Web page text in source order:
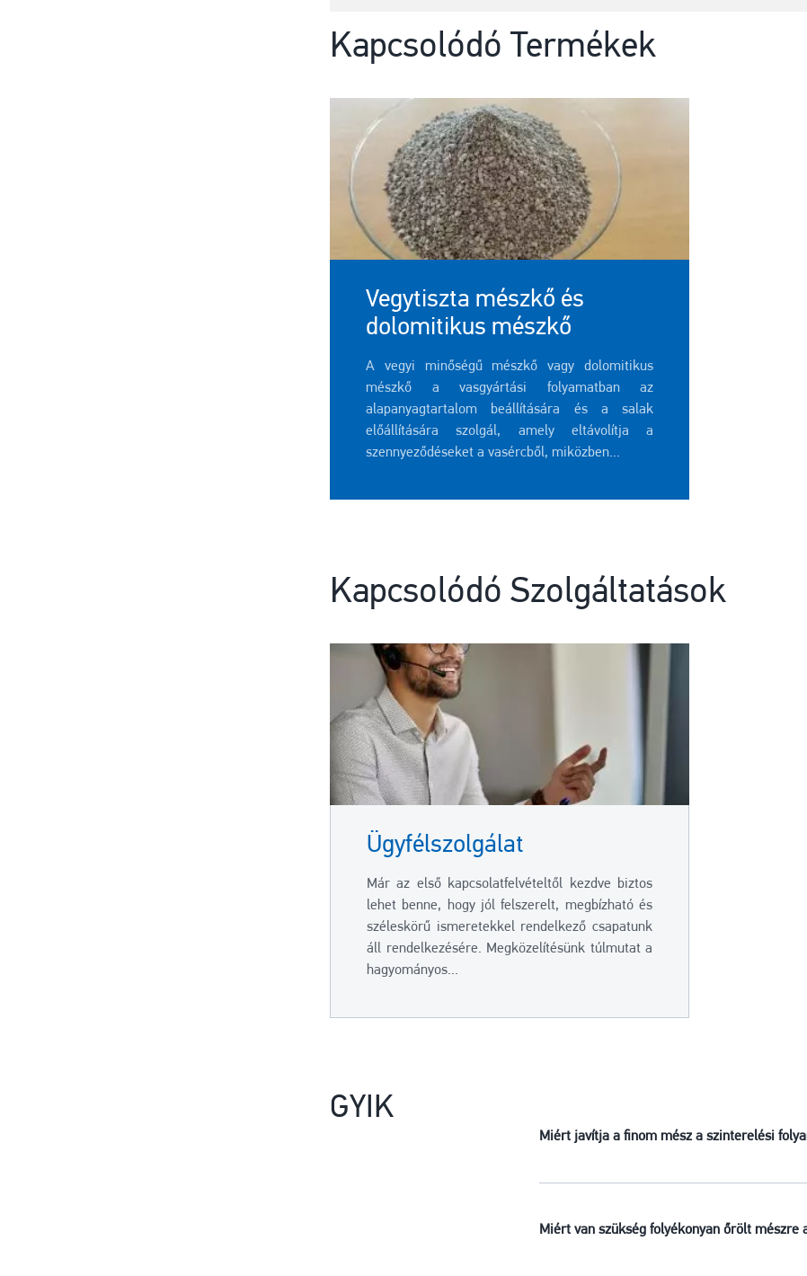
Kapcsolódó Termékek
Vegytiszta mészkő és
dolomitikus mészkő
A vegyi minőségű mészkő vagy dolomitikus
mészkő a vasgyártási folyamatban az
alapanyagtartalom beállítására és a salak
előállítására szolgál, amely eltávolítja a
szennyeződéseket a vasércből, miközben...
Kapcsolódó Szolgáltatások
Ügyfélszolgálat
Már az első kapcsolatfelvételtől kezdve biztos
lehet benne, hogy jól felszerelt, megbízható és
széleskörű ismeretekkel rendelkező csapatunk
áll rendelkezésére. Megközelítésünk túlmutat a
hagyományos...
GYIK
Miért javítja a finom mész a szinterelési
Miért van szükség folyékonyan őrölt mészre